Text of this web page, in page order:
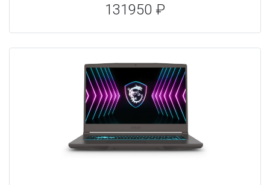
131950 ₽